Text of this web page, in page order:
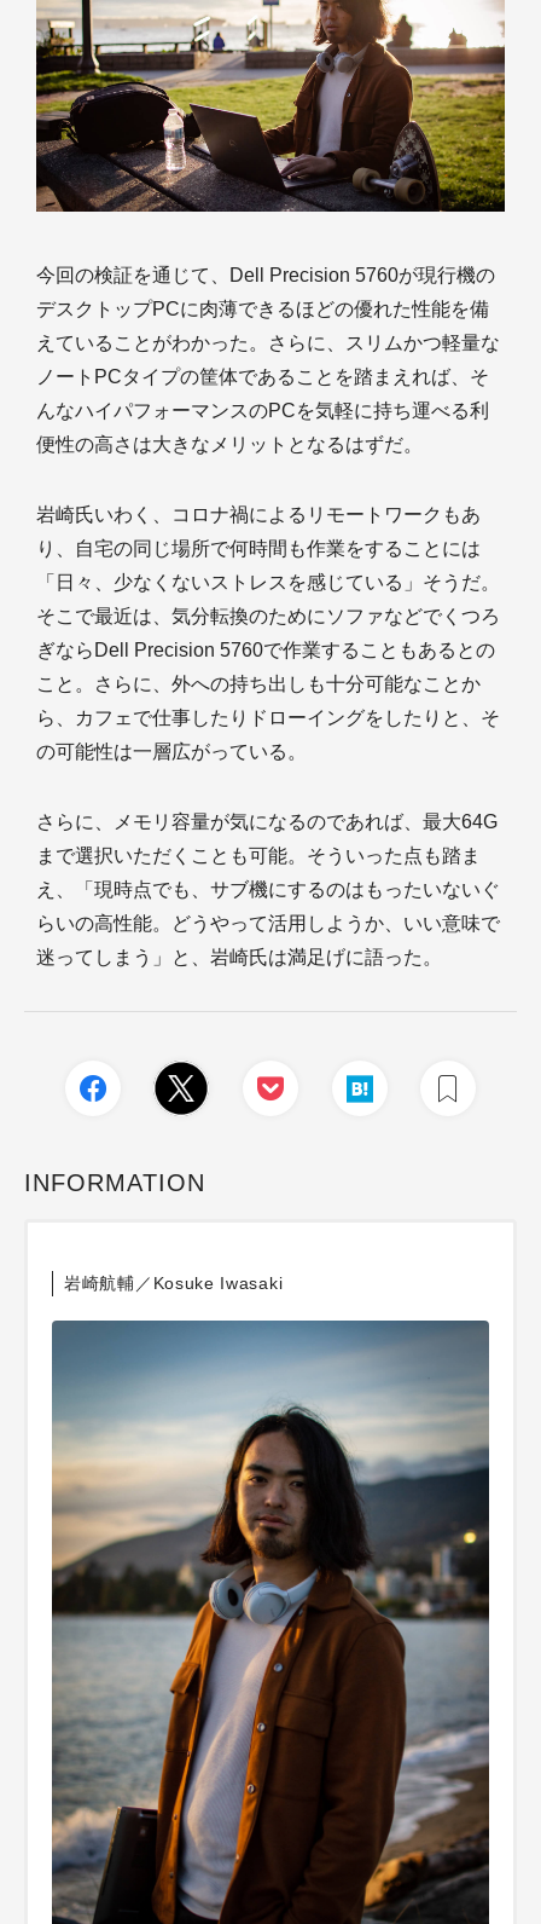
今回の検証を通じて、Dell Precision 5760が現行機の
デスクトップPCに肉薄できるほどの優れた性能を備
えていることがわかった。さらに、スリムかつ軽量な
ノートPCタイプの筐体であることを踏まえれば、そ
んなハイパフォーマンスのPCを気軽に持ち運べる利
便性の高さは大きなメリットとなるはずだ。
岩崎氏いわく、コロナ禍によるリモートワークもあ
り、自宅の同じ場所で何時間も作業をすることには
「日々、少なくないストレスを感じている」そうだ。
そこで最近は、気分転換のためにソファなどでくつろ
ぎならDell Precision 5760で作業することもあるとの
こと。さらに、外への持ち出しも十分可能なことか
ら、カフェで仕事したりドローイングをしたりと、そ
の可能性は一層広がっている。
さらに、メモリ容量が気になるのであれば、最大64G
まで選択いただくことも可能。そういった点も踏ま
え、「現時点でも、サブ機にするのはもったいないぐ
らいの高性能。どうやって活用しようか、いい意味で
迷ってしまう」と、岩崎氏は満足げに語った。
INFORMATION
岩崎航輔／Kosuke Iwasaki